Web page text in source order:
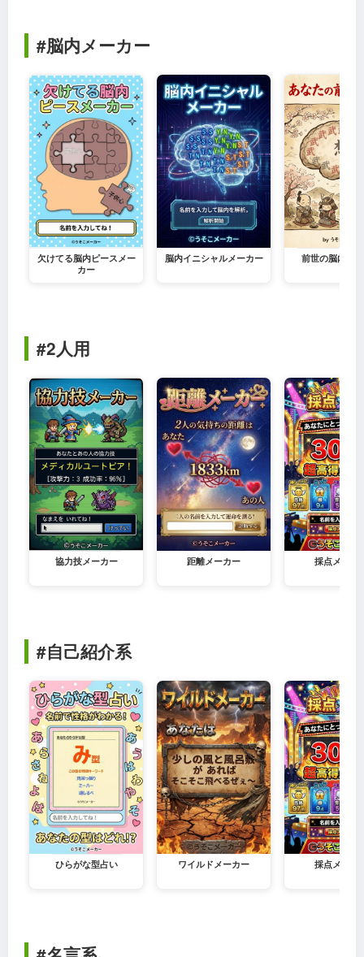
#脳内メーカー
欠けてる脳内ピースメー
カー
脳内イニシャルメーカー 前世の脳内メ
#2人用
協力技メーカー 距離メーカー 採点メーカ
#自己紹介系
ひらがな型占い ワイルドメーカー 採点メーカ